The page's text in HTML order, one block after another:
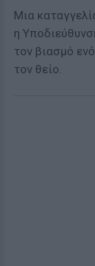
Μια
η
τον βιασμό
τον θείο.